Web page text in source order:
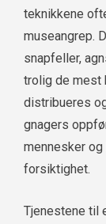
teknikkene
museangrep.
snapfeller,
trolig de mest
distribueres
gnagers
mennesker
forsiktighet.
Tjenestene til